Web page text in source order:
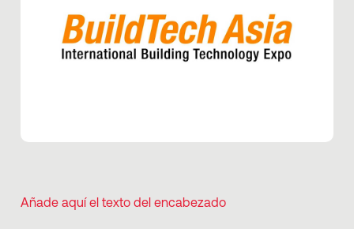
Añade aquí el texto del encabezado